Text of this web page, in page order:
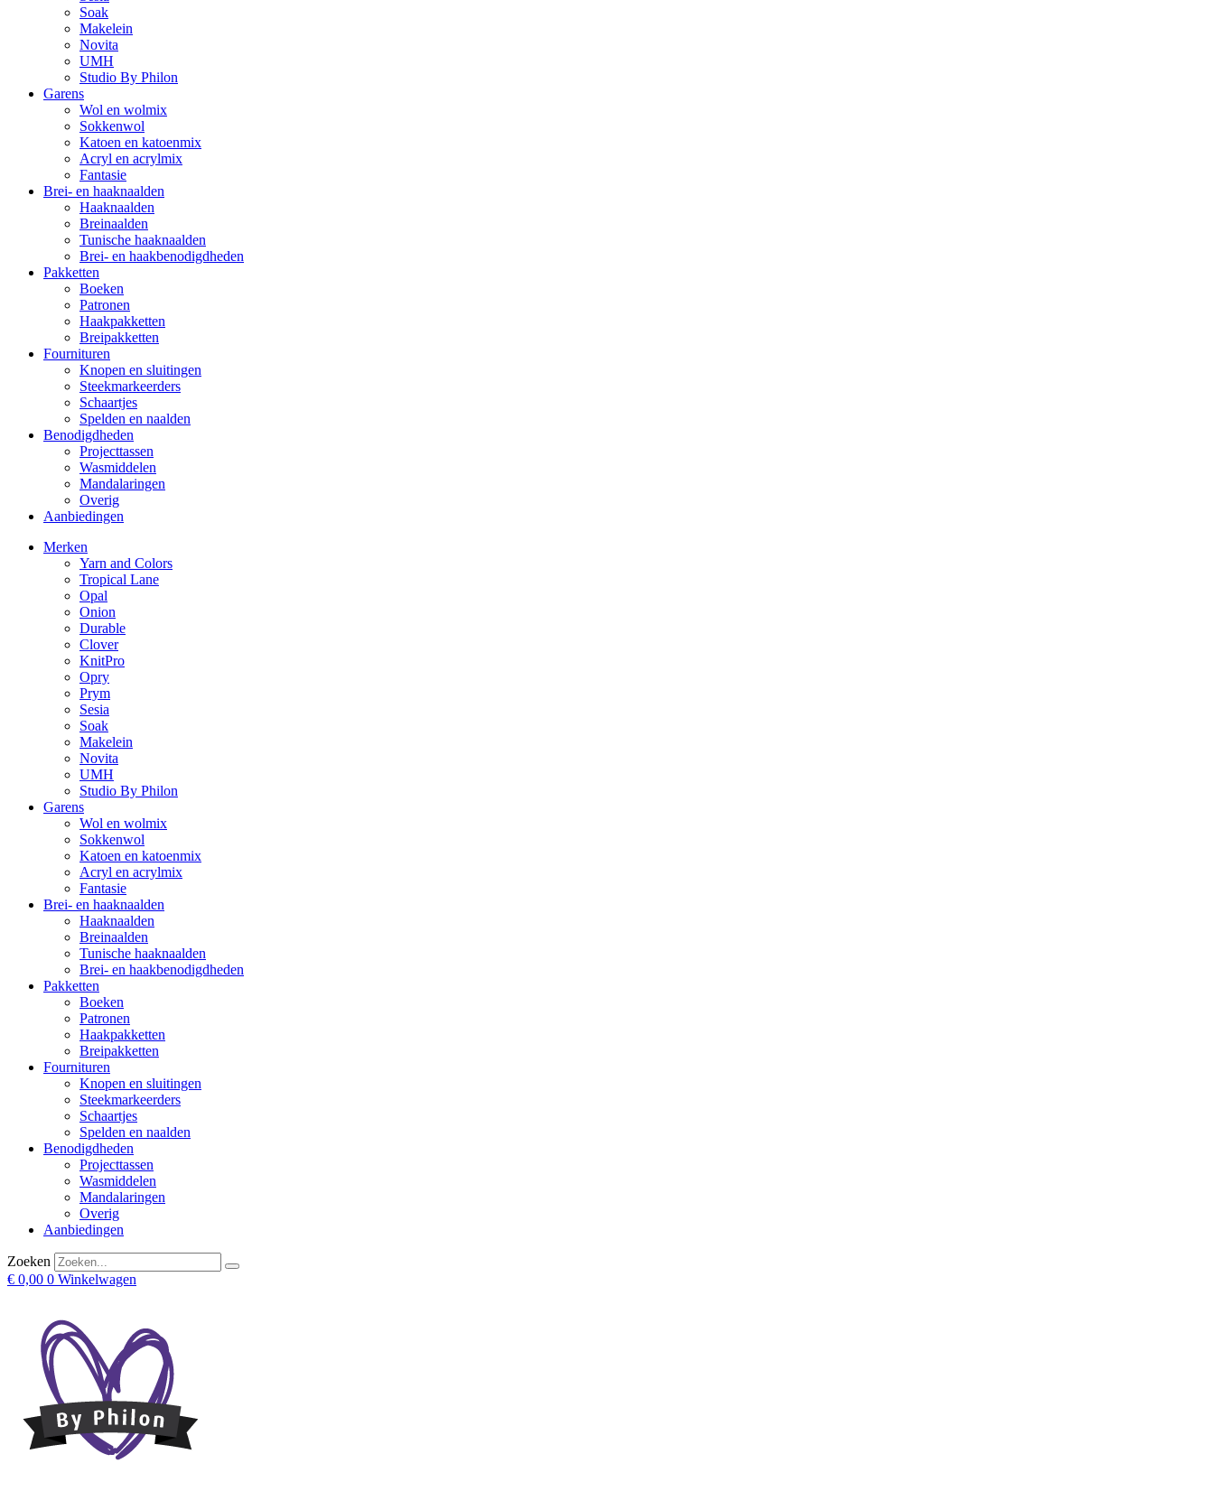
Soak
Makelein
Novita
UMH
Studio By Philon
Garens
Wol en wolmix
Sokkenwol
Katoen en katoenmix
Acryl en acrylmix
Fantasie
Brei- en haaknaalden
Haaknaalden
Breinaalden
Tunische haaknaalden
Brei- en haakbenodigdheden
Pakketten
Boeken
Patronen
Haakpakketten
Breipakketten
Fournituren
Knopen en sluitingen
Steekmarkeerders
Schaartjes
Spelden en naalden
Benodigdheden
Projecttassen
Wasmiddelen
Mandalaringen
Overig
Aanbiedingen
Merken
Yarn and Colors
Tropical Lane
Opal
Onion
Durable
Clover
KnitPro
Opry
Prym
Sesia
Soak
Makelein
Novita
UMH
Studio By Philon
Garens
Wol en wolmix
Sokkenwol
Katoen en katoenmix
Acryl en acrylmix
Fantasie
Brei- en haaknaalden
Haaknaalden
Breinaalden
Tunische haaknaalden
Brei- en haakbenodigdheden
Pakketten
Boeken
Patronen
Haakpakketten
Breipakketten
Fournituren
Knopen en sluitingen
Steekmarkeerders
Schaartjes
Spelden en naalden
Benodigdheden
Projecttassen
Wasmiddelen
Mandalaringen
Overig
Aanbiedingen
Zoeken
€ 0,00 0 Winkelwagen